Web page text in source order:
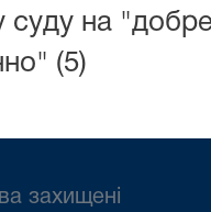
суду на
(5)
захищені